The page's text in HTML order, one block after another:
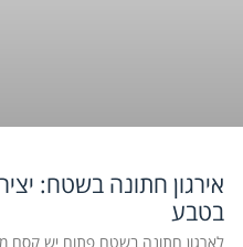
אירגון חתונה בשטח:
בטבע
לארגון חתונה בשטח פתוח יש קסם